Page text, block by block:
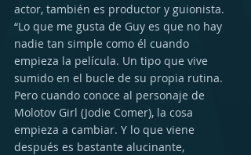
actor, también es productor y guionista.
“Lo que me gusta de Guy es que no hay
nadie tan simple como él cuando
empieza la película. Un tipo que vive
sumido en el bucle de su propia rutina.
Pero cuando conoce al personaje de
Molotov Girl (Jodie Comer), la cosa
empieza a cambiar. Y lo que viene
después es bastante alucinante,